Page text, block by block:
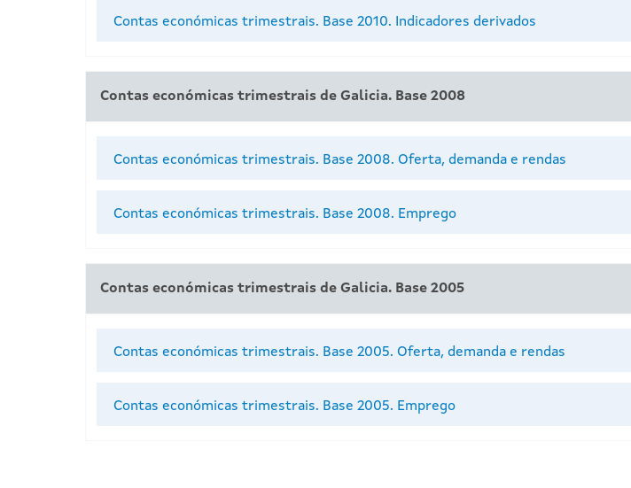
Contas económicas trimestrais. Base 2010. Indicadores derivados
Contas económicas trimestrais de Galicia. Base 2008
Contas económicas trimestrais. Base 2008. Oferta, demanda e rendas
Contas económicas trimestrais. Base 2008. Emprego
Contas económicas trimestrais de Galicia. Base 2005
Contas económicas trimestrais. Base 2005. Oferta, demanda e rendas
Contas económicas trimestrais. Base 2005. Emprego